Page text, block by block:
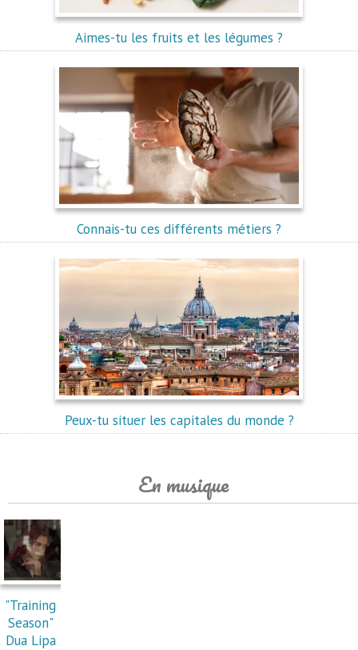
Aimes-tu les fruits et les légumes ?
Connais-tu ces différents métiers ?
Peux-tu situer les capitales du monde ?
En musique
"Training
Season"
Dua Lipa